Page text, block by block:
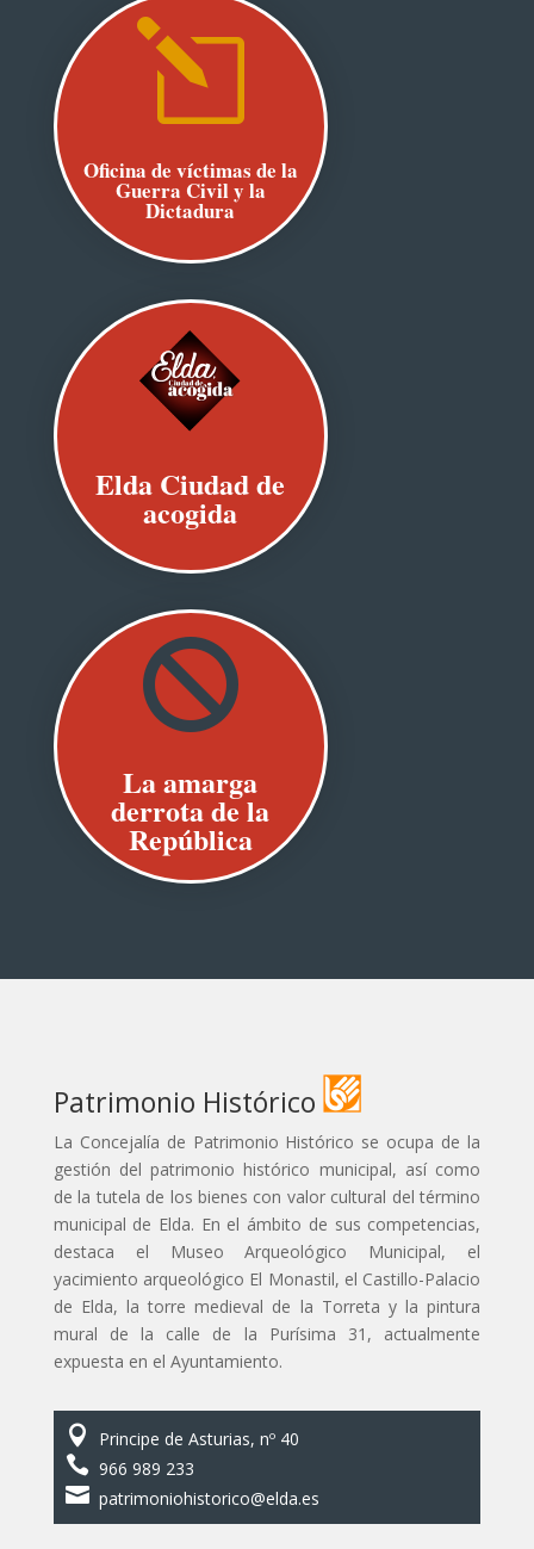
l
Oficina de víctimas de la
Guerra Civil y la
Dictadura
Elda Ciudad de
acogida

La amarga
derrota de la
República
Patrimonio Histórico
La Concejalía de Patrimonio Histórico se ocupa de la
gestión del patrimonio histórico municipal, así como
de la tutela de los bienes con valor cultural del término
municipal de Elda. En el ámbito de sus competencias,
destaca el Museo Arqueológico Municipal, el
yacimiento arqueológico El Monastil, el Castillo-Palacio
de Elda, la torre medieval de la Torreta y la pintura
mural de la calle de la Purísima 31, actualmente
expuesta en el Ayuntamiento.
 Principe de Asturias, nº 40
 966 989 233
patrimoniohistorico@elda.es